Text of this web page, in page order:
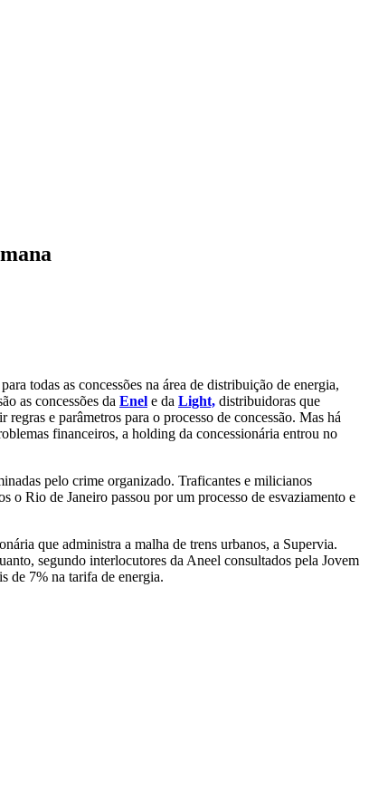
todas as concessões na área de distribuição de energia,
as concessões da Enel e da Light, distribuidoras que
e parâmetros para o processo de concessão. Mas há
financeiros, a holding da concessionária entrou no
pelo crime organizado. Traficantes e milicianos
o Rio de Janeiro passou por um processo de esvaziamento e
que administra a malha de trens urbanos, a Supervia.
segundo interlocutores da Aneel consultados pela Jovem
de 7% na tarifa de energia.